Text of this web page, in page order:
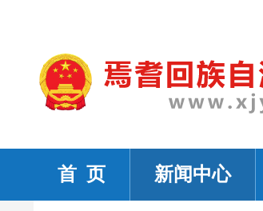
首 页 新闻中心